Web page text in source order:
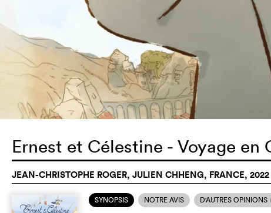
Ernest et Célestine - Voyage en
JEAN-CHRISTOPHE ROGER, JULIEN CHHENG, FRANCE, 2022
SYNOPSIS NOTRE AVIS D'AUTRES OPINIONS